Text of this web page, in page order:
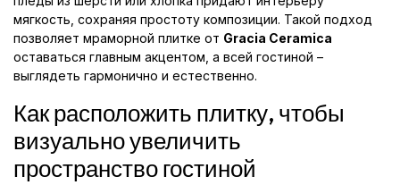
мягкость, сохраняя простоту композиции. Такой подход
позволяет мраморной плитке от Gracia Ceramica
оставаться главным акцентом, а всей гостиной –
выглядеть гармонично и естественно.
Как расположить плитку, чтобы
визуально увеличить
пространство гостиной